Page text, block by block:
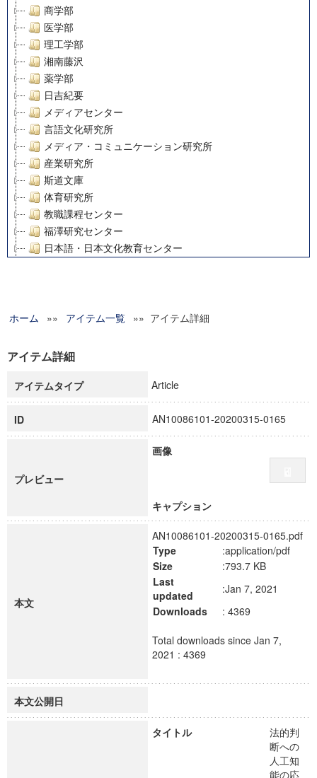
商学部
医学部
理工学部
湘南藤沢
薬学部
日吉紀要
メディアセンター
言語文化研究所
メディア・コミュニケーション研究所
産業研究所
斯道文庫
体育研究所
教職課程センター
福澤研究センター
日本語・日本文化教育センター
グローバルリサーチインスティテュート
科学研究費補助金研究成果報告書
慶應義塾大学グローバルCOEプログラム市民社会ガバナンス
慶應義塾大学グローバルCOEプログラム論理と感性の先端的
博士課程教育リーディングプログラム「超成熟社会発展のサ
学術雑誌掲載論文等(8)
ホーム »» アイテム一覧 »» アイテム詳細
アイテム詳細
アイテムタイプ Article
ID AN10086101-20200315-0165
プレビュー
画像
キャプション
本文
AN10086101-20200315-0165.pdf
Type
:application/pdf
Size
:793.7 KB
Last
updated
:Jan 7, 2021
Downloads
: 4369
Total downloads since Jan 7,
2021 : 4369
本文公開日
タイトル
法的判
断への
人工知
能の応